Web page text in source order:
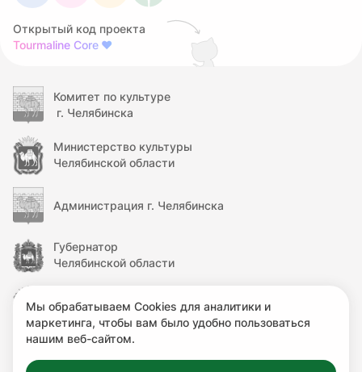
Открытый код проекта
Tourmaline Core ❤
Комитет по культуре
г. Челябинска
Министерство культуры
Челябинской области
Администрация г. Челябинска
Губернатор
Челябинской области
Челябинской области
Министерство культуры
Российской Федерации
Мы обрабатываем Cookies для аналитики и
маркетинга, чтобы вам было удобно пользоваться
нашим веб-сайтом.